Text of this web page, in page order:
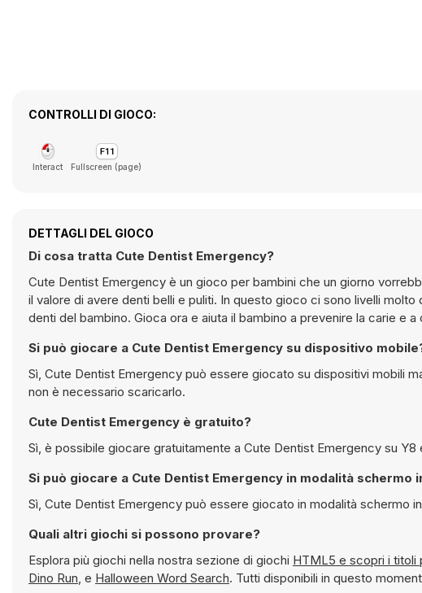
CONTROLLI DI GIOCO:
Interact Fullscreen (page)
DETTAGLI DEL GIOCO
Di cosa tratta Cute Dentist Emergency?
Cute Dentist Emergency è un gioco per bambini che un giorno
il valore di avere denti belli e puliti. In questo gioco ci sono livelli
denti del bambino. Gioca ora e aiuta il bambino a prevenire la carie e
Si può giocare a Cute Dentist Emergency su dispositivo
Sì, Cute Dentist Emergency può essere giocato su dispositivi mobili ma anche su computer desktop. Funziona direttamente nel browser e
non è necessario scaricarlo.
Cute Dentist Emergency è gratuito?
Sì, è possibile
Si può giocare a Cute Dentist Emergency in modalità
Sì, Cute Dentist Emergency può essere giocato in
Quali altri giochi si possono provare?
Esplora più giochi nella nostra sezione di giochi
HTML5 e scopri i
Dino Run, e Halloween Word Search. Tutti disponibili in questo